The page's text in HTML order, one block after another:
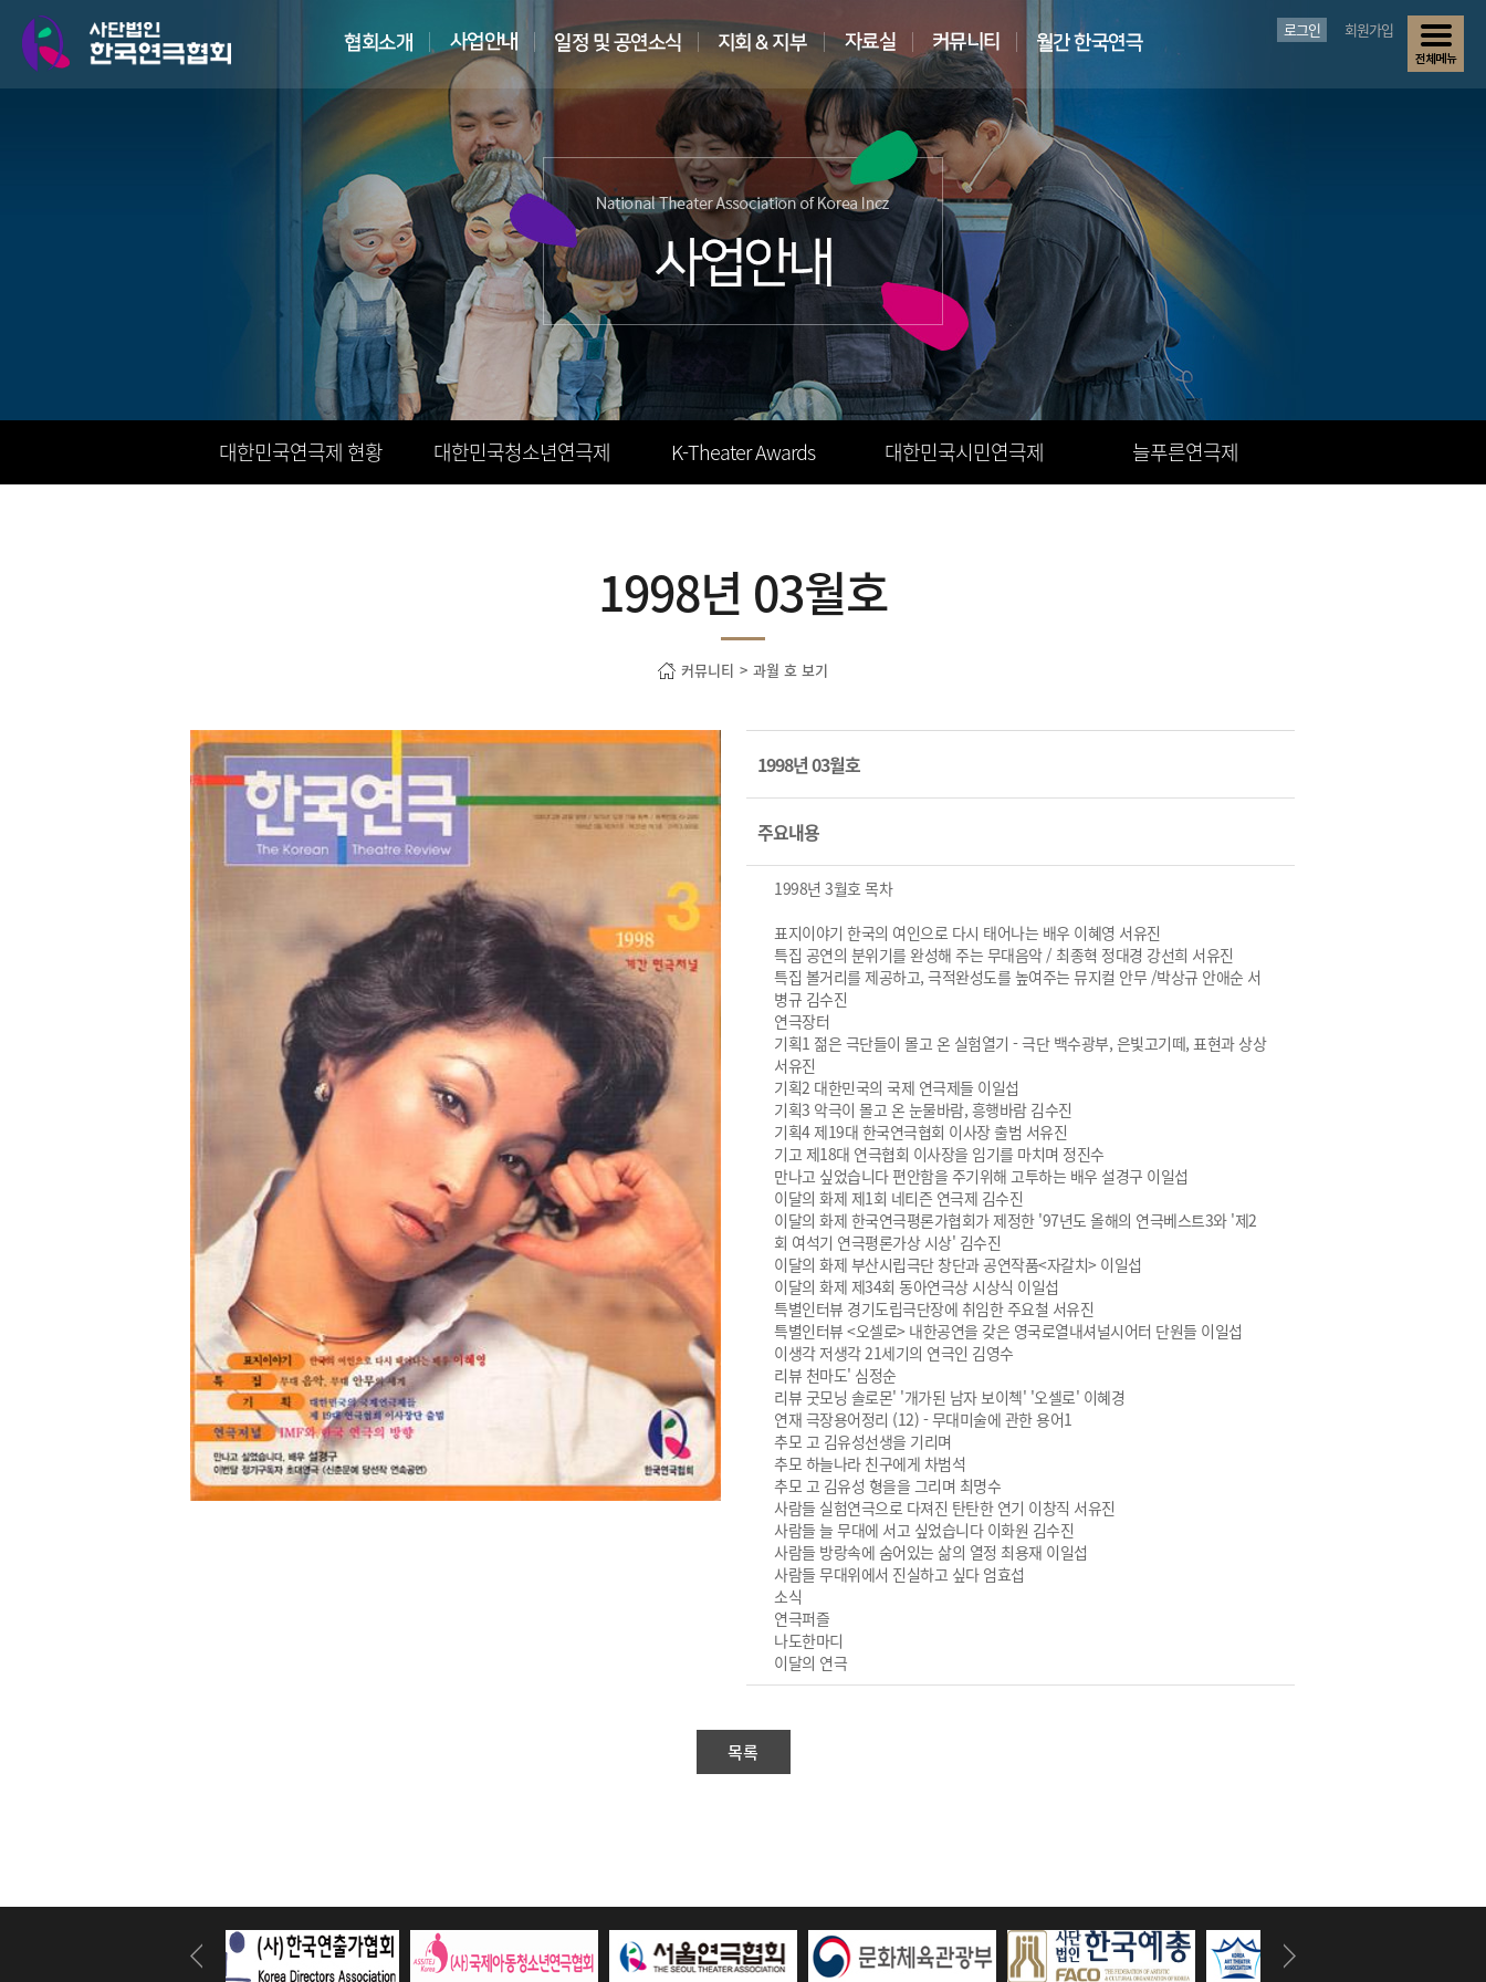
로그인 회원가입
대한민국연극제 현황 대한민국청소년연극제 K-Theater Awards 대한민국시민연극제 늘푸른연극제
1998년 03월호
커뮤니티 > 과월 호 보기
1998년 03월호
주요내용
1998년 3월호 목차
표지이야기 한국의 여인으로 다시 태어나는 배우 이혜영 서유진
특집 공연의 분위기를 완성해 주는 무대음악 / 최종혁 정대경 강선희 서유진
특집 볼거리를 제공하고, 극적완성도를 높여주는 뮤지컬 안무 /박상규 안애순 서
병규 김수진
연극장터
기획1 젊은 극단들이 몰고 온 실험열기 - 극단 백수광부, 은빛고기떼, 표현과 상상
서유진
기획2 대한민국의 국제 연극제들 이일섭
기획3 악극이 몰고 온 눈물바람, 흥행바람 김수진
기획4 제19대 한국연극협회 이사장 출범 서유진
기고 제18대 연극협회 이사장을 임기를 마치며 정진수
만나고 싶었습니다 편안함을 주기위해 고투하는 배우 설경구 이일섭
이달의 화제 제1회 네티즌 연극제 김수진
이달의 화제 한국연극평론가협회가 제정한 '97년도 올해의 연극베스트3와 '제2
회 여석기 연극평론가상 시상' 김수진
이달의 화제 부산시립극단 창단과 공연작품<자갈치> 이일섭
이달의 화제 제34회 동아연극상 시상식 이일섭
특별인터뷰 경기도립극단장에 취임한 주요철 서유진
특별인터뷰 <오셀로> 내한공연을 갖은 영국로열내셔널시어터 단원들 이일섭
이생각 저생각 21세기의 연극인 김영수
리뷰 천마도' 심정순
리뷰 굿모닝 솔로몬' '개가된 남자 보이첵' '오셀로' 이혜경
연재 극장용어정리 (12) - 무대미술에 관한 용어1
추모 고 김유성선생을 기리며
추모 하늘나라 친구에게 차범석
추모 고 김유성 형을을 그리며 최명수
사람들 실험연극으로 다져진 탄탄한 연기 이창직 서유진
사람들 늘 무대에 서고 싶었습니다 이화원 김수진
사람들 방랑속에 숨어있는 삶의 열정 최용재 이일섭
사람들 무대위에서 진실하고 싶다 엄효섭
소식
연극퍼즐
나도한마디
이달의 연극
목록